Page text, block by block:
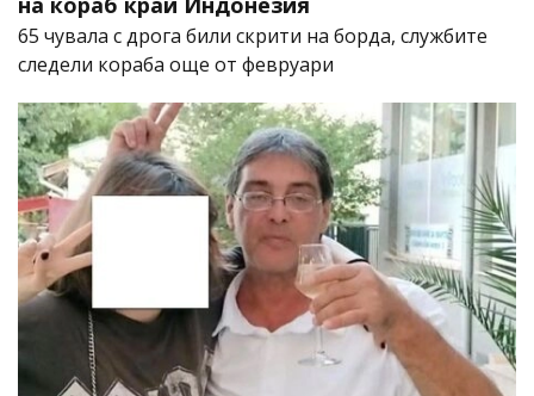
65 чувала с дрога били скрити на борда, службите
следели кораба още от февруари